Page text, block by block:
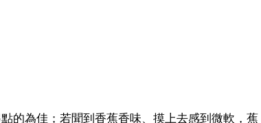
的為佳；若聞到香蕉香味、摸上去感到微軟，蕉